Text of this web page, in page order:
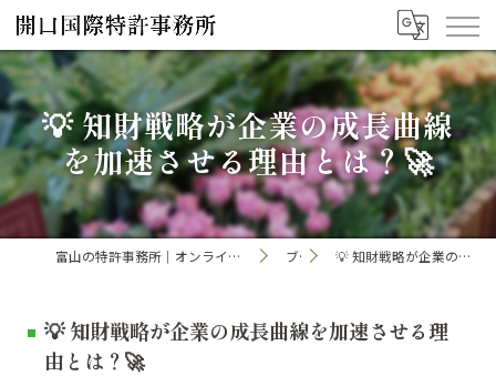
💡 知財戦略が企業の成長曲線
を加速させる理由とは？🚀
富山の特許事務所｜オンライン手続き・申請・出願なら「開口国際特許事務所」 ブログ 💡 知財戦略が企業の成長曲線を加速させる理由とは？🚀
💡 知財戦略が企業の成長曲線を加速させる理
由とは？🚀